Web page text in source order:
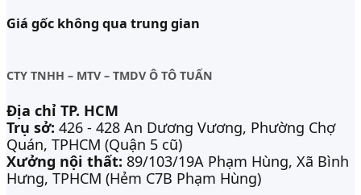
Giá gốc không qua trung gian
CTY TNHH – MTV – TMDV Ô TÔ TUẤN
Địa chỉ TP. HCM
Trụ sở: 426 - 428 An Dương Vương, Phường Chợ
Quán, TPHCM (Quận 5 cũ)
Xưởng nội thất: 89/103/19A Phạm Hùng, Xã Bình
Hưng, TPHCM (Hẻm C7B Phạm Hùng)